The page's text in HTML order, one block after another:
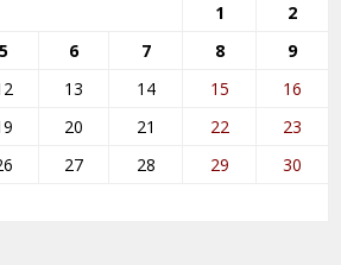
1
2
5 6 7 8
9
13 14 15
16
20 21 22
23
27 28 29
30